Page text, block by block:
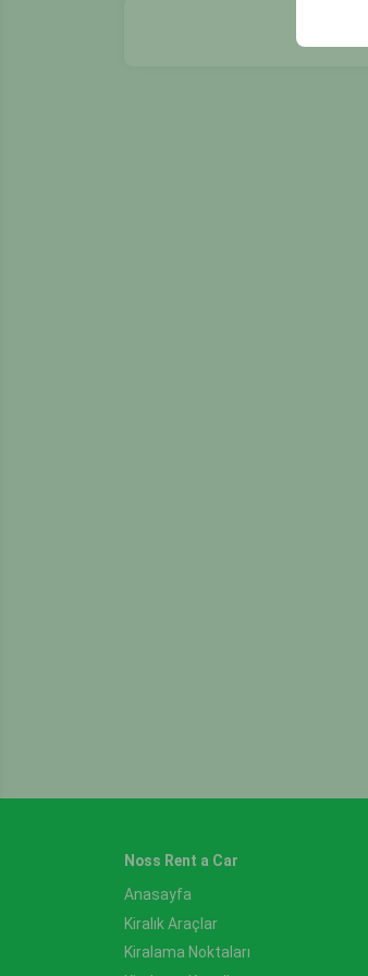
Noss Rent a Car
Anasayfa
Kiralık Araçlar
Kiralama Noktaları